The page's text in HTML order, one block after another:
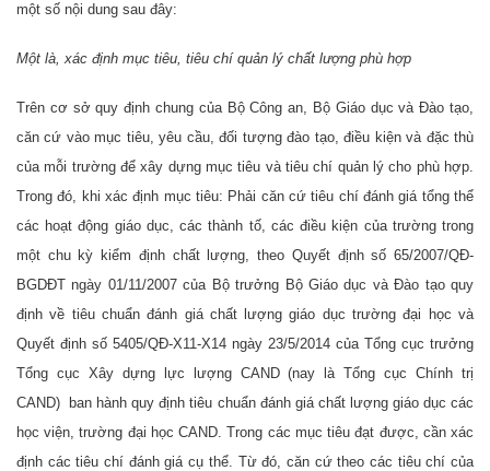
một số nội dung sau đây:
Một là, xác định mục tiêu, tiêu chí quản lý chất lượng phù hợp
Trên cơ sở quy định chung của Bộ Công an, Bộ Giáo dục và Đào tạo,
căn cứ vào mục tiêu, yêu cầu, đối tượng đào tạo, điều kiện và đặc thù
của mỗi trường để xây dựng mục tiêu và tiêu chí quản lý cho phù hợp.
Trong đó, khi xác định mục tiêu: Phải căn cứ tiêu chí đánh giá tổng thể
các hoạt động giáo dục, các thành tố, các điều kiện của trường trong
một chu kỳ kiểm định chất lượng, theo Quyết định số 65/2007/QĐ-
BGDĐT ngày 01/11/2007 của Bộ trưởng Bộ Giáo dục và Đào tạo quy
định về tiêu chuẩn đánh giá chất lượng giáo dục trường đại học và
Quyết định số 5405/QĐ-X11-X14 ngày 23/5/2014 của Tổng cục trưởng
Tổng cục Xây dựng lực lượng CAND (nay là Tổng cục Chính trị
CAND) ban hành quy định tiêu chuẩn đánh giá chất lượng giáo dục các
học viện, trường đại học CAND. Trong các mục tiêu đạt được, cần xác
định các tiêu chí đánh giá cụ thể. Từ đó, căn cứ theo các tiêu chí của